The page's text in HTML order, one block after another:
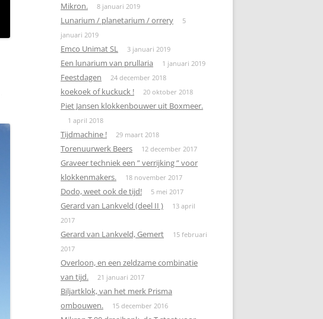
Mikron.
8 januari 2019
Lunarium / planetarium / orrery
5
januari 2019
Emco Unimat SL 3 januari 2019
Een lunarium van prullaria 1 januari 2019
Feestdagen 24 december 2018
koekoek of kuckuck ! 20 oktober 2018
Piet Jansen klokkenbouwer uit Boxmeer.
1 april 2018
Tijdmachine ! 29 maart 2018
Torenuurwerk Beers 12 december 2017
Graveer techniek een ” verrijking ” voor
klokkenmakers.
18 november 2017
Dodo, weet ook de tijd! 5 mei 2017
Gerard van Lankveld (deel II )
13 april
2017
Gerard van Lankveld, Gemert
15 februari
2017
Overloon, en een zeldzame combinatie
van tijd.
21 januari 2017
Biljartklok, van het merk Prisma
ombouwen.
15 december 2016